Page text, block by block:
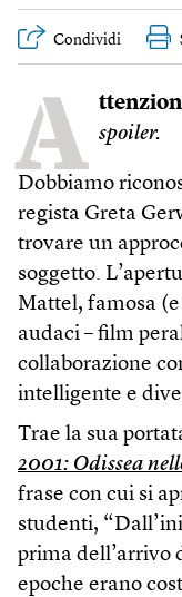
Condividi
A spoiler.
Dobbiamo
regista Greta
trovare un
soggetto.
Mattel, famosa
audaci – film
collaborazione
intelligente e
Trae la sua
2001: Odissea
frase con cui si
studenti,
prima dell’arrivo
epoche erano